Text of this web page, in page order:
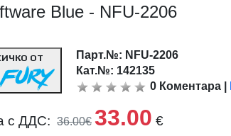
Blue - NFU-2206
ОТ Парт.№: NFU-2206
Кат.№: 142135
0 Коментара
с ДДС: 36.00€ 33.00 €